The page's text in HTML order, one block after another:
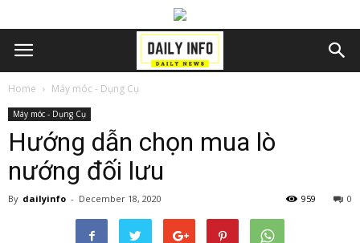
Home Máy móc - Dụng Cụ
Máy móc - Dụng Cụ
Hướng dẫn chọn mua lò
nướng đối lưu
By dailyinfo - December 18, 2020 0
959